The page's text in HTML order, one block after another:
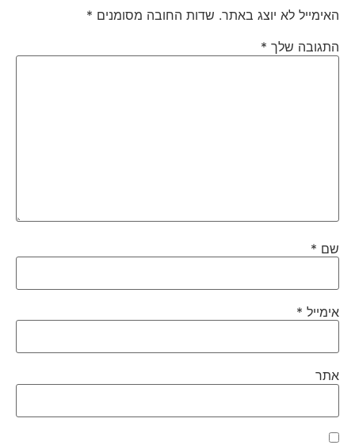
האימייל לא יוצג באתר. שדות החובה מסומנים *
התגובה שלך *
שם *
אימייל *
אתר